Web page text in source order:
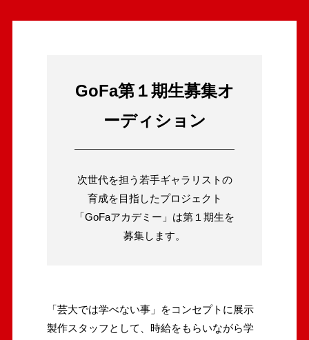
GoFa第１期生募集オ
ーディション
次世代を担う若手ギャラリストの
育成を目指したプロジェクト
「GoFaアカデミー」は第１期生を
募集します。
「芸大では学べない事」をコンセプトに展示
製作スタッフとして、時給をもらいながら学